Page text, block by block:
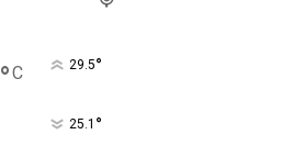
°C 29.5°
25.1 °